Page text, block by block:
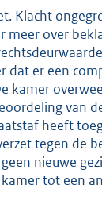
Klacht
meer over
dat er een
kamer
van
heeft
tegen de
nieuwe
tot een